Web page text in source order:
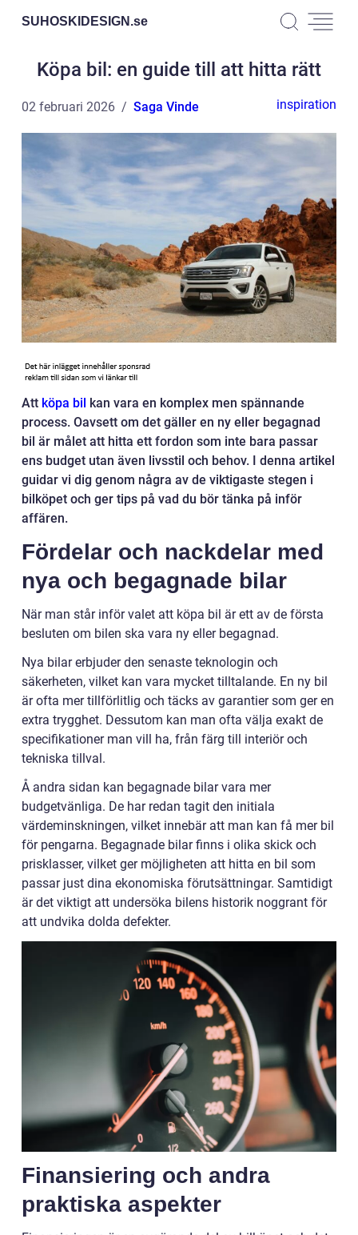
SUHOSKIDESIGN.se
Köpa bil: en guide till att hitta rätt
02 februari 2026 Saga Vinde inspiration
Att köpa bil kan vara en komplex men spännande
process. Oavsett om det gäller en ny eller begagnad
bil är målet att hitta ett fordon som inte bara passar
ens budget utan även livsstil och behov. I denna artikel
guidar vi dig genom några av de viktigaste stegen i
bilköpet och ger tips på vad du bör tänka på inför
affären.
Fördelar och nackdelar med
nya och begagnade bilar
När man står inför valet att köpa bil är ett av de första
besluten om bilen ska vara ny eller begagnad.
Nya bilar erbjuder den senaste teknologin och
säkerheten, vilket kan vara mycket tilltalande. En ny bil
är ofta mer tillförlitlig och täcks av garantier som ger en
extra trygghet. Dessutom kan man ofta välja exakt de
specifikationer man vill ha, från färg till interiör och
tekniska tillval.
Å andra sidan kan begagnade bilar vara mer
budgetvänliga. De har redan tagit den initiala
värdeminskningen, vilket innebär att man kan få mer bil
för pengarna. Begagnade bilar finns i olika skick och
prisklasser, vilket ger möjligheten att hitta en bil som
passar just dina ekonomiska förutsättningar. Samtidigt
är det viktigt att undersöka bilens historik noggrant för
att undvika dolda defekter.
Finansiering och andra
praktiska aspekter